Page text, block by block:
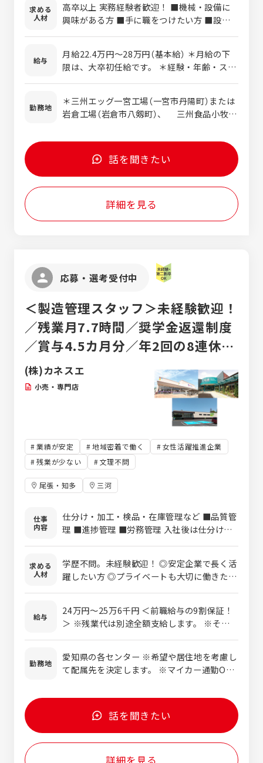
の保全業務・シーケンス制御業務 ―― ■定期点
検 ■細かな部品交換 ■故障時の対応 ■設備
回線 ■見積作成＆発注業務 ※三州食品株式
会社・三州エッグ株式会社での採用となりま
す。
求める
人材
高卒以上 実務経験者歓迎！ ■機械・設備に
興味がある方 ■手に職をつけたい方 ■設備
給与
月給22.4万円～28万円（基本給） ＊月給の下
限は、大卒初任給です。 ＊経験・年齢・スキ
す。
勤務地
＊三州エッグ一宮工場（一宮市丹陽町）または
岩倉工場（岩倉市八剱町）、 三州食品小牧工
話を聞きたい
詳細を見る
応募・選考受付中
＜製造管理スタッフ＞未経験歓迎！
／残業月7.7時間／奨学金返還制度
／賞与4.5カ月分／年2回の8連休あ
り／東海地域密着のスーパー
(株)カネスエ
小売・専門店
業績が安定 地域密着で働く
女性活躍推進企業
残業が少ない
文理不問
尾張・知多 三河
仕事
内容
仕分け・加工・検品・在庫管理など ■品質管
理 ■進捗管理 ■労務管理 入社後は仕分け、
す！ ※経験者の方は「フロアマネージャー候
補」として採用いたします。 またシステム化
などにより業務効率アップ。おかげで残業も
月9時間程度です！
求める
人材
学歴不問。未経験歓迎！ ◎安定企業で長く活
躍したい方 ◎プライベートも大切に働きたい
と話すのが好きな方 ・未経験からキャリアを
築きたい方 ・仕事もプライベートも、どちら
も大切にしたい方 ・安定収入を得ながら、自
分の時間もきちんと確保したい方 ・頑張りを
しっかり評価されたい方 ・腰を据えて、長く
ほとんどが未経験からスタートしています。
難しい仕事はありません！研修も豊富なため
どなたでも安心して始めていただけます！ 先
輩たちの前職は、銀行員や警察官、旅行代理
店などさまざま。 平均勤続年数は13年！
給与
24万円～25万6千円 ＜前職給与の9割保証！
＞ ※残業代は別途全額支給します。 ※その他
歳） 年収550万円（30歳） 年収430万円（26歳）
勤務地
愛知県の各センター ※希望や居住地を考慮し
て配属先を決定します。 ※マイカー通勤OK
市、豊田市 「青果加工センター」 ■愛知県 あ
ま市、豊田市 「惣菜センター」 ■愛知県 一宮話を聞きたい